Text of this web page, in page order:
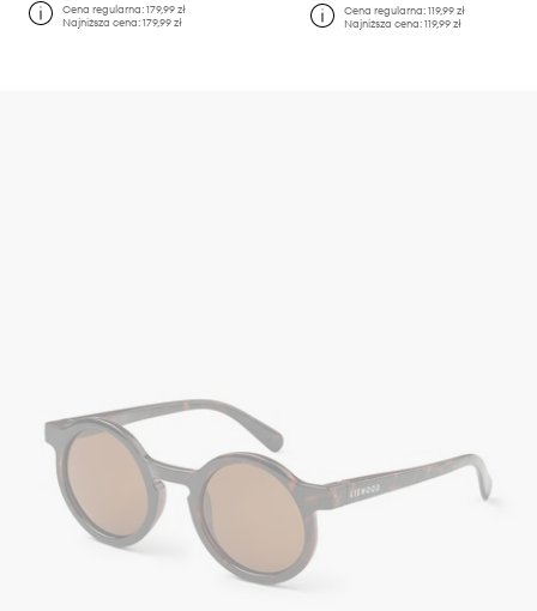
Cena regularna:179,99 zł
Najniższa cena:179,99 zł
Cena regularna: 119,99 zł
Najniższa cena: 119,99 zł